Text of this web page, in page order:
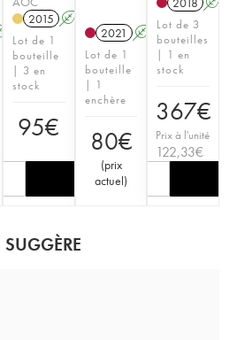
2015 A
Lot de 1
bouteille
| 3 en
stock
95€
2021 A
Lot de 1
bouteille
| 1
enchère
80€
(prix
actuel)
Lot de 3
bouteilles
| 1 en
stock
367€
Prix à l'unité
122,33€